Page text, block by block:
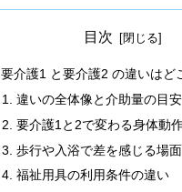
目次
要介護1 と要介護2 の違いはど
違いの全体像と介助量の目安
要介護1と2で変わる身体動
歩行や入浴で差を感じる場面
福祉用具の利用条件の違い